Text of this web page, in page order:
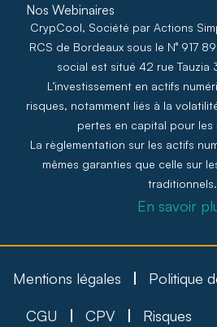
Nos Webinaires
CrypCool, Société par Actions
RCS de Bordeaux sous le N° 917
social est situé 42 rue
L’investissement en actifs
risques, notamment liés à la
pertes en capital pour les
La règlementation sur les actifs
mêmes garanties que celle sur
traditionnels.
En savoir
Mentions légales Politique
CGU CPV Risques